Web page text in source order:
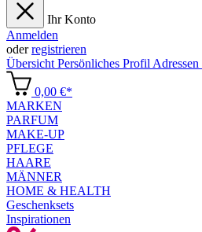
Ihr Konto
Anmelden
oderregistrieren
Übersicht Persönliches Profil Adressen
0,00 €*
MARKEN
PARFUM
MAKE-UP
PFLEGE
HAARE
MÄNNER
HOME & HEALTH
Geschenksets
Inspirationen